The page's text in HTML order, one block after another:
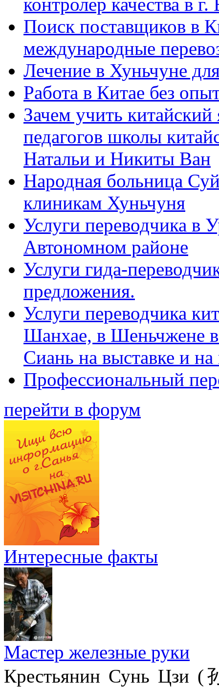
Поиск поставщиков в
международные
Лечение в Хуньчуне
Работа в Китае без
Зачем учить
педагогов школы
Натальи и Никиты Ван
Народная больница
клиникам Хуньчуня
Услуги переводчика в
Автономном районе
Услуги гида-
предложения.
Услуги переводчика
Шанхае, в Шеньчжене
Сиань на выставке и
Профессиональный
перейти в форум
Интересные факты
Мастер железные руки
Крестьянин Сунь Цзи (